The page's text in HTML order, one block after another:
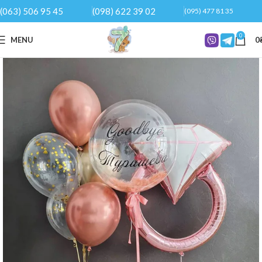
(063) 506 95 45 (098) 622 39 02 (095) 477 81 35
MENU 0 0